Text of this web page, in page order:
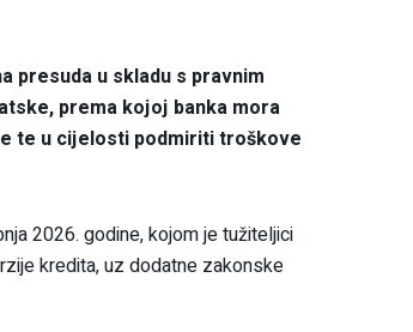
presuda u skladu s pravnim
prema kojoj banka mora
te u cijelosti podmiriti troškove
2026. godine, kojom je tužiteljici
kredita, uz dodatne zakonske